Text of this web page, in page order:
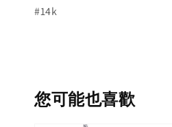
#14k
您可能也喜歡